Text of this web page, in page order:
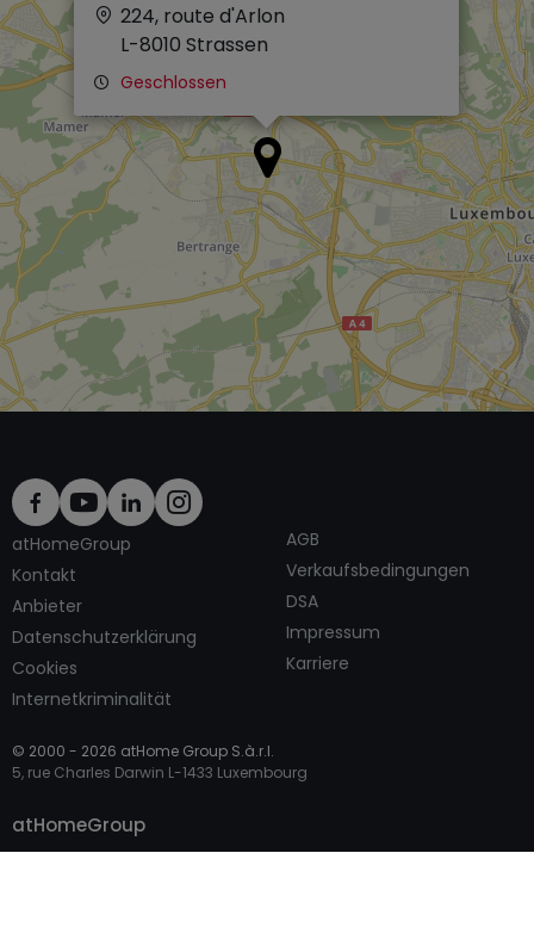
224, route d'Arlon
L-8010 Strassen
Geschlossen
atHomeGroup
Kontakt
Anbieter
Datenschutzerklärung
Cookies
Internetkriminalität
AGB
Verkaufsbedingungen
DSA
Impressum
Karriere
© 2000 - 2026 atHome Group S.à.r.l.
5, rue Charles Darwin L-1433 Luxembourg
atHomeGroup